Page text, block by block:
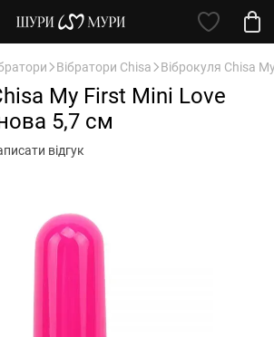
Вібратори Chisa Віброкуля Chisa
My First Mini Love
5,7 см
відгук